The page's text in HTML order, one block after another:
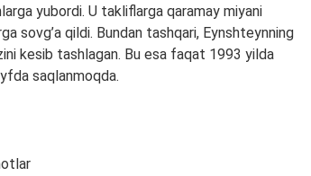
yubordi. U takliflarga qaramay miyani
sovg’a qildi. Bundan tashqari, Eynshteynning
kesib tashlagan. Bu esa faqat 1993 yilda
saqlanmoqda.